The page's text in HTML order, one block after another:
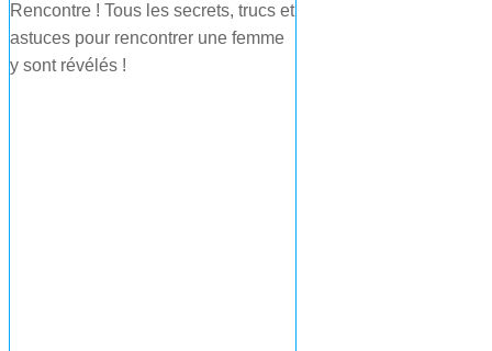
Rencontre ! Tous les secrets, trucs et
astuces pour rencontrer une femme
y sont révélés !